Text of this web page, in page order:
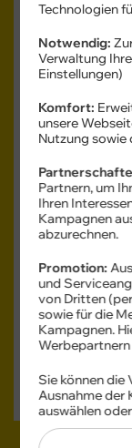
Speicher -128
128 GB
Verfügbarkeit -
Auf Wunsch
Technologien
Notwendig:
Verwaltung
Einstellungen)
Komfort:
unsere
Nutzung sowie
Partnern, um
Ihren
Kampagnen
abzurechnen.
Promotion:
und
von Dritten
sowie für die
Kampagnen.
Sie können die
Ausnahme
auswählen